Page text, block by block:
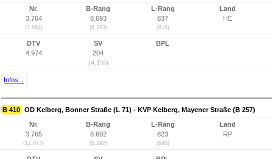
Nr.
3.764
(7.964)
B-Rang
8.693
(6.293)
L-Rang
837
(818)
Land
HE
DTV
4.974
SV
204
(4,1%)
BPL
Infos...
B 410 OD Kelberg, Bonner Straße (L 71) - KVP Kelberg, Mayener Straße (B 257)
Nr.
3.765
(12.873)
B-Rang
8.692
(6.292)
L-Rang
823
(648)
Land
RP